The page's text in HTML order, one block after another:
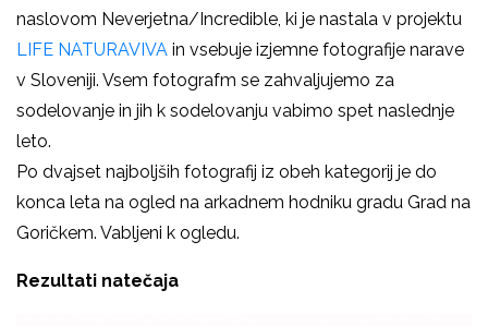
naslovom Neverjetna/Incredible, ki je nastala v projektu
LIFE NATURAVIVA in vsebuje izjemne fotografije narave
v Sloveniji. Vsem fotografm se zahvaljujemo za
sodelovanje in jih k sodelovanju vabimo spet naslednje
leto.
Po dvajset najboljših fotografij iz obeh kategorij je do
konca leta na ogled na arkadnem hodniku gradu Grad na
Goričkem. Vabljeni k ogledu.
Rezultati natečaja